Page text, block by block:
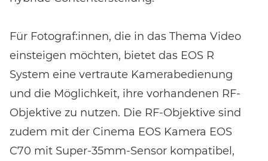
Event-Code hier eingeben
EVENT FINDEN
Für Fotograf:innen, die in das Thema Video
einsteigen möchten, bietet das EOS R
System eine vertraute Kamerabedienung
und die Möglichkeit, ihre vorhandenen RF-
Objektive zu nutzen. Die RF-Objektive sind
zudem mit der Cinema EOS Kamera EOS
C70 mit Super-35mm-Sensor kompatibel,